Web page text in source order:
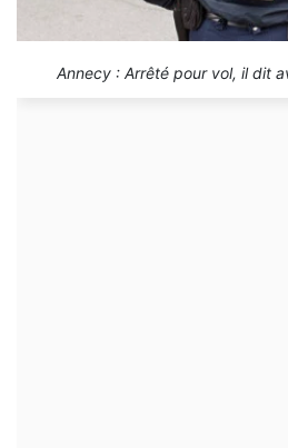
Annecy : Arrêté pour vol, il dit